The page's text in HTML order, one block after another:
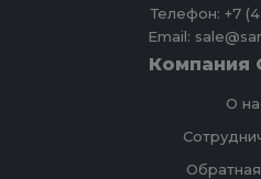
Телефон: +7
Email:
Компания
О